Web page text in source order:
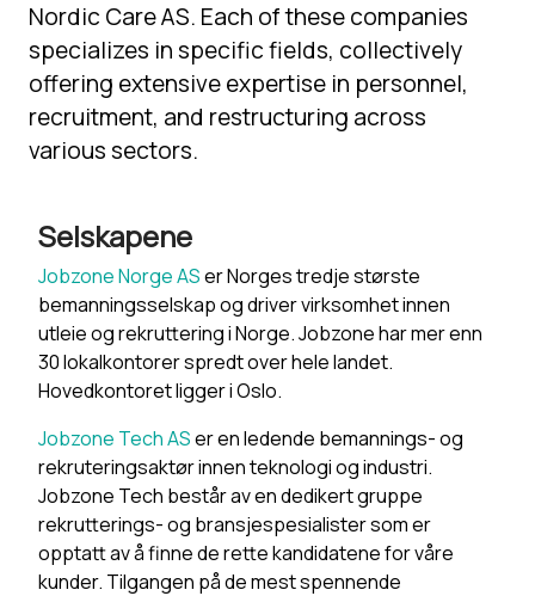
Nordic Care AS. Each of these companies
specializes in specific fields, collectively
offering extensive expertise in personnel,
recruitment, and restructuring across
various sectors.
Selskapene
Jobzone Norge ASer Norges tredje største
bemanningsselskap og driver virksomhet innen
utleie og rekruttering i Norge. Jobzone har mer enn
30 lokalkontorer spredt over hele landet.
Hovedkontoret ligger i Oslo.
Jobzone Tech ASer en ledende bemannings- og
rekruteringsaktør innen teknologi og industri.
Jobzone Tech består av en dedikert gruppe
rekrutterings- og bransjespesialister som er
opptatt av å finne de rette kandidatene for våre
kunder. Tilgangen på de mest spennende